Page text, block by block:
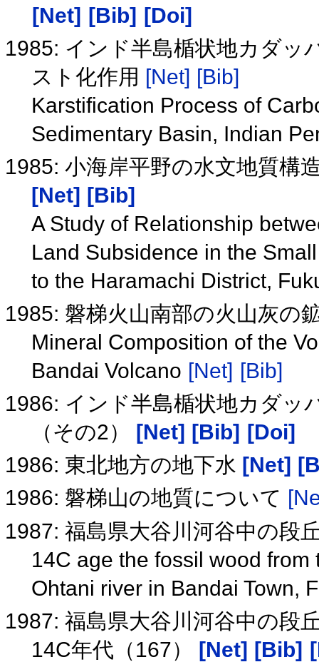
[Net]
[Bib]
[Doi]
1985: インド半島楯状地カダッ
スト化作用 [Net] [Bib]
Karstification Process of
Sedimentary Basin, Indian
1985: 小海岸平野の水文地質構
[Net] [Bib]
A Study of Relationship
Land Subsidence in the
to the Haramachi District,
1985: 磐梯火山南部の火山灰の
Mineral Composition of the
Bandai Volcano [Net] [Bib]
1986: インド半島楯状地カダッ
（その2）
[Net] [Bib]
[Doi]
1986: 東北地方の地下水 [Net]
1986: 磐梯山の地質について
1987: 福島県大谷川河谷中の段
14C age the fossil wood
Ohtani river in Bandai Town,
1987: 福島県大谷川河谷中の段
14C年代（167） [Net] [Bib]